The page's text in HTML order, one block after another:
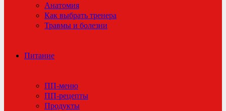
Анатомия
Как выбрать тренера
Травмы и болезни
Питание
ПП-меню
ПП-рецепты
Продукты